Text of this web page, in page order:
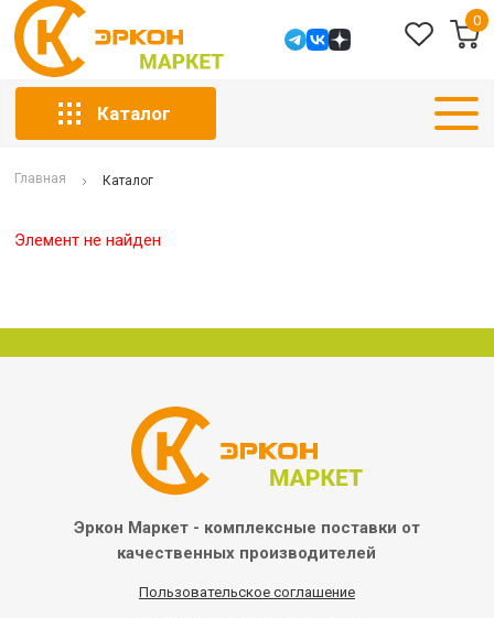
0
Каталог
Главная Каталог
Элемент не найден
Эркон Маркет - комплексные поставки от
качественных производителей
Пользовательское соглашение